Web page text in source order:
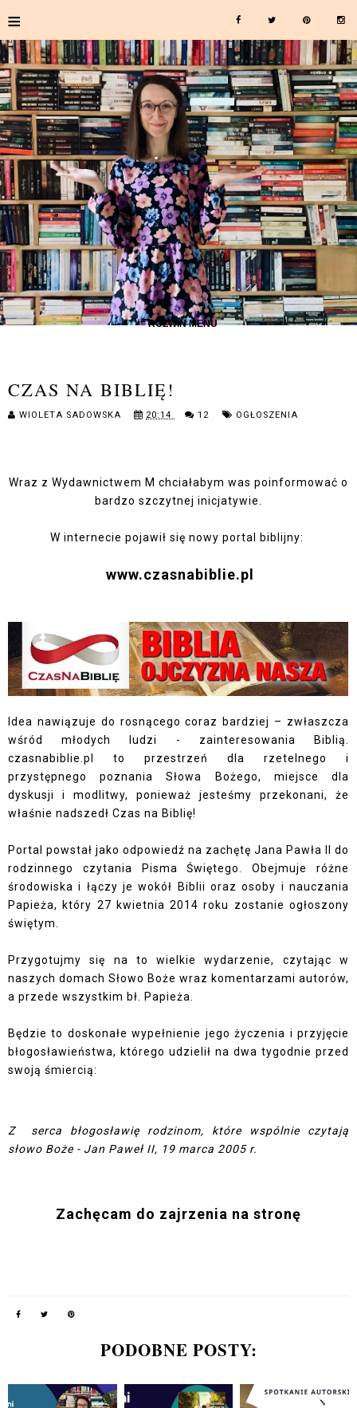
≡
≡ ROZWIŃ MENU
CZAS NA BIBLIĘ!
WIOLETA SADOWSKA 20:14 12 OGŁOSZENIA
Wraz z Wydawnictwem M chciałabym was poinformować o
bardzo szczytnej inicjatywie.
W internecie pojawił się nowy portal biblijny:
www.czasnabiblie.pl
Idea nawiązuje do rosnącego coraz bardziej – zwłaszcza
wśród młodych ludzi - zainteresowania Biblią.
czasnabiblie.pl to przestrzeń dla rzetelnego i
przystępnego poznania Słowa Bożego, miejsce dla
dyskusji i modlitwy, ponieważ jesteśmy przekonani, że
właśnie nadszedł Czas na Biblię!
Portal powstał jako odpowiedź na zachętę Jana Pawła II do
rodzinnego czytania Pisma Świętego. Obejmuje różne
środowiska i łączy je wokół Biblii oraz osoby i nauczania
Papieża, który 27 kwietnia 2014 roku zostanie ogłoszony
świętym.
Przygotujmy się na to wielkie wydarzenie, czytając w
naszych domach Słowo Boże wraz komentarzami autorów,
a przede wszystkim bł. Papieża.
Będzie to doskonałe wypełnienie jego życzenia i przyjęcie
błogosławieństwa, którego udzielił na dwa tygodnie przed
swoją śmiercią:
Z serca błogosławię rodzinom, które wspólnie czytają
słowo Boże - Jan Paweł II, 19 marca 2005 r.
Zachęcam do zajrzenia na stronę
PODOBNE POSTY: